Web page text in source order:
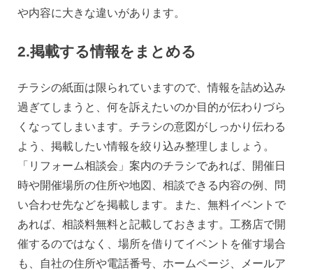
や内容に大きな違いがあります。
2.掲載する情報をまとめる
チラシの紙面は限られていますので、情報を詰め込み
過ぎてしまうと、何を訴えたいのか目的が伝わりづら
くなってしまいます。チラシの意図がしっかり伝わる
よう、掲載したい情報を絞り込み整理しましょう。
「リフォーム相談会」案内のチラシであれば、開催日
時や開催場所の住所や地図、相談できる内容の例、問
い合わせ先などを掲載します。また、無料イベントで
あれば、相談料無料と記載しておきます。工務店で開
催するのではなく、場所を借りてイベントを催す場合
も、自社の住所や電話番号、ホームページ、メールア